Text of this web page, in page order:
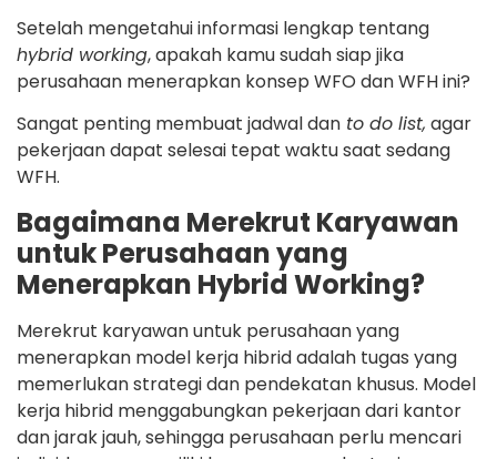
Setelah mengetahui informasi lengkap tentang
hybrid working, apakah kamu sudah siap jika
perusahaan menerapkan konsep WFO dan WFH ini?
Sangat penting membuat jadwal dan to do list, agar
pekerjaan dapat selesai tepat waktu saat sedang
WFH.
Bagaimana Merekrut Karyawan
untuk Perusahaan yang
Menerapkan Hybrid Working?
Merekrut karyawan untuk perusahaan yang
menerapkan model kerja hibrid adalah tugas yang
memerlukan strategi dan pendekatan khusus. Model
kerja hibrid menggabungkan pekerjaan dari kantor
dan jarak jauh, sehingga perusahaan perlu mencari